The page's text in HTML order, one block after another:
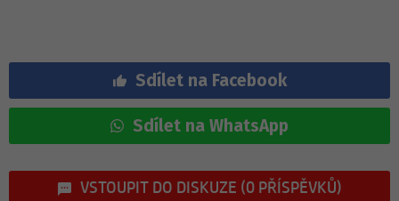
Sdílet na Facebook
Sdílet na WhatsApp
VSTOUPIT DO DISKUZE (0 PŘÍSPĚVKŮ)